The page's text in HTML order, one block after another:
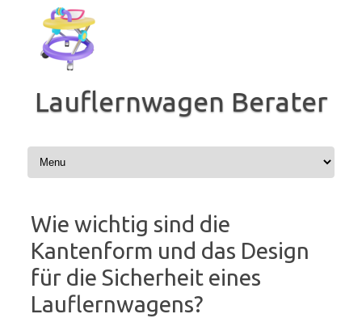
Inhalt
springen
Lauflernwagen Berater
Wie wichtig sind die
Kantenform und das Design
für die Sicherheit eines
Lauflernwagens?